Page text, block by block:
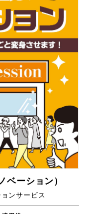
げでブランディングに力
PRしたい方 ・デジタルサ
頼したい方 ご希望
社内で更新も可能なCMS
システムの管理も御社で
だけます。納品後のご相
いかに優れているか、消
から、動画マーケティング
費者目線による誘導型コ
り起こし、また既存ユーザ
ングを行うことができま
ウを持った当社が最適なW
す。 映像に携わって30
かを見出すところから始
てきた企画力・取材力・構
http
ホ対応のレスポンシブサ
企画・制作・運用 ・動画
フライヤー、販促ツール
ベーション）
ンサービス